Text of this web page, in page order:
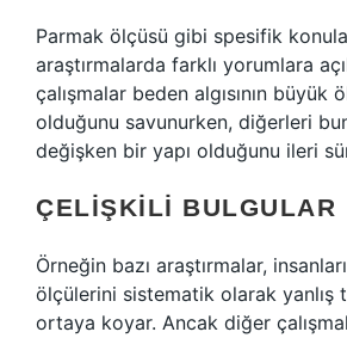
Parmak ölçüsü gibi spesifik
araştırmalarda farklı yorumlara
çalışmalar beden algısının büyük
olduğunu savunurken, diğerleri
değişken bir yapı olduğunu ileri
ÇELIŞKILI BULGULAR
Örneğin bazı araştırmalar,
ölçülerini sistematik olarak yanlış
ortaya koyar. Ancak diğer